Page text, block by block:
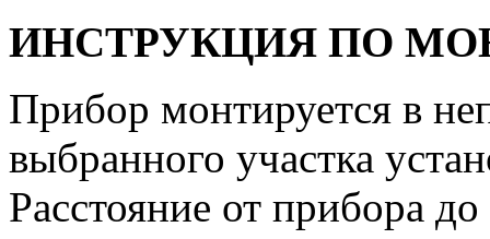
ИНСТРУКЦИЯ ПО
Прибор монтируется в
выбранного участка
Расстояние от прибора